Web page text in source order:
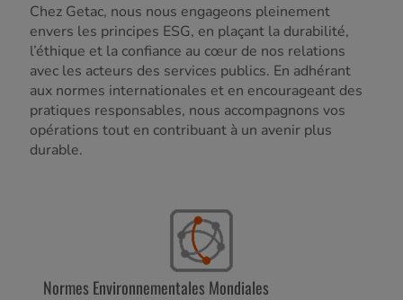
Chez Getac, nous nous engageons pleinement
envers les principes ESG, en plaçant la durabilité,
l’éthique et la confiance au cœur de nos relations
avec les acteurs des services publics. En adhérant
aux normes internationales et en encourageant des
pratiques responsables, nous accompagnons vos
opérations tout en contribuant à un avenir plus
durable.
Normes Environnementales Mondiales